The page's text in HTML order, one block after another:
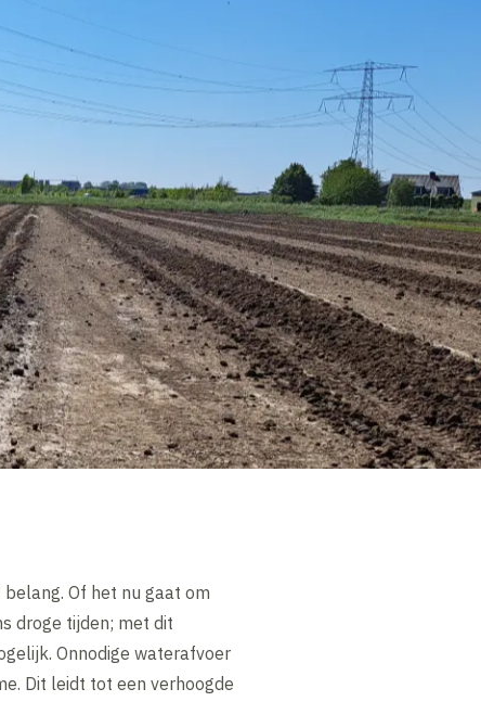
Of het nu gaat om
droge tijden; met dit
Onnodige waterafvoer
Dit leidt tot een verhoogde